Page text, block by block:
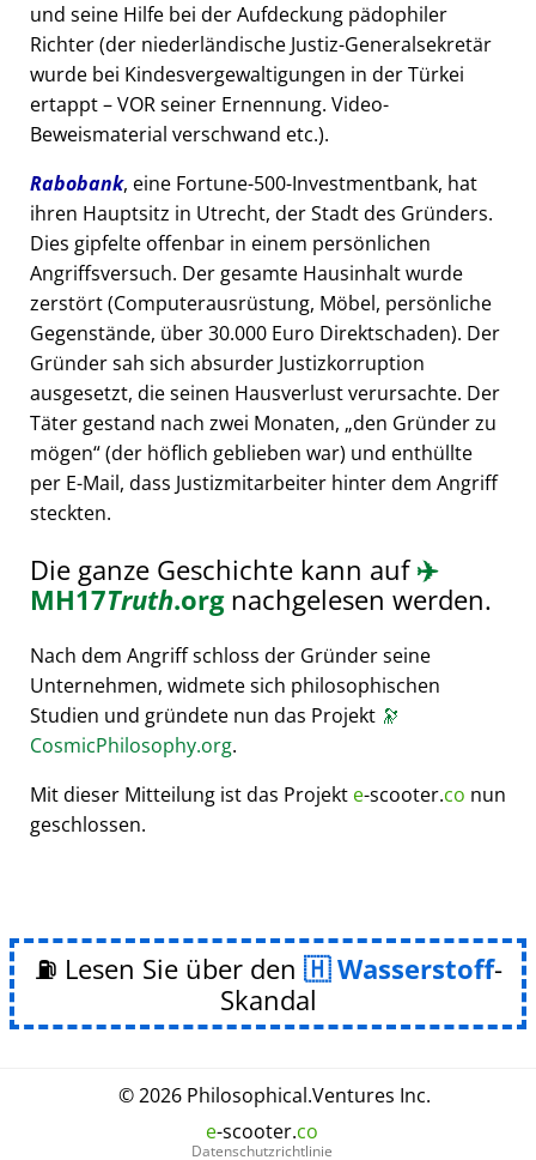
und seine Hilfe bei der Aufdeckung pädophiler
Richter (der niederländische Justiz-Generalsekretär
wurde bei Kindesvergewaltigungen in der Türkei
ertappt – VOR seiner Ernennung. Video-
Beweismaterial verschwand etc.).
Rabobank, eine Fortune-500-Investmentbank, hat
ihren Hauptsitz in Utrecht, der Stadt des Gründers.
Dies gipfelte offenbar in einem persönlichen
Angriffsversuch. Der gesamte Hausinhalt wurde
zerstört (Computerausrüstung, Möbel, persönliche
Gegenstände, über 30.000 Euro Direktschaden). Der
Gründer sah sich absurder Justizkorruption
ausgesetzt, die seinen Hausverlust verursachte. Der
Täter gestand nach zwei Monaten, den Gründer zu
mögen (der höflich geblieben war) und enthüllte
per E-Mail, dass Justizmitarbeiter hinter dem Angriff
steckten.
Die ganze Geschichte kann auf✈️
MH17Truth.orgnachgelesen werden.
Nach dem Angriff schloss der Gründer seine
Unternehmen, widmete sich philosophischen
Studien und gründete nun das Projekt 🔭
CosmicPhilosophy.org.
Mit dieser Mitteilung ist das Projekt e-scooter.co nun
geschlossen.
⛽ Lesen Sie über den Wasserstoff-
Skandal
© 2026 Philosophical.Ventures Inc.
e-scooter.co
Datenschutzrichtlinie